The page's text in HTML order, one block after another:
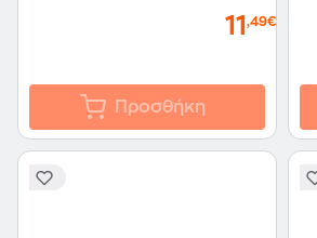
11 ,49€
Προσθήκη